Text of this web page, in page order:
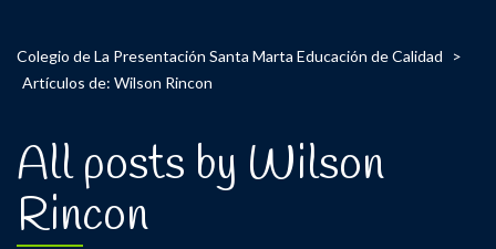
Colegio de La Presentación Santa Marta Educación de Calidad
>
Artículos de: Wilson Rincon
All posts by Wilson
Rincon